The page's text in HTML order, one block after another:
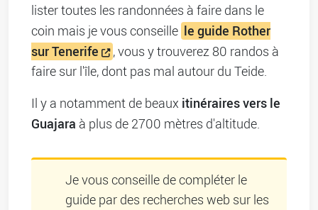
lister toutes les randonnées à faire dans le
coin mais je vous conseille
le guide Rother
sur Tenerife
, vous y trouverez 80 randos à
faire sur l'île, dont pas mal autour du Teide.
Il y a notamment de beaux itinéraires vers le
Guajara à plus de 2700 mètres d'altitude.
Je vous conseille de compléter le
guide par des recherches web sur les